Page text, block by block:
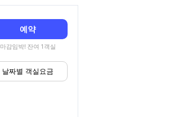
예약
마감임박! 잔여 1객실
날짜별 객실요금